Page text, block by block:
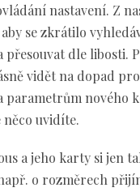
nastavení. Z
se zkrátilo
přesouvat dle libosti.
vidět na dopad
parametrům nového
něco uvidíte.
a jeho karty si jen
o rozměrech